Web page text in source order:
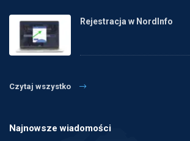
Rejestracja w NordInfo
Czytaj wszystko
Najnowsze wiadomości